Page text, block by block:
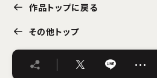
作品トップに戻る
その他トップ
…